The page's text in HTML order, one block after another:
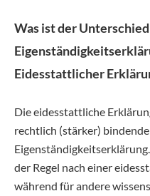
Was ist der
Eidesstattlicher
Die eidesstattliche
rechtlich (stärker)
der Regel nach einer
während für andere